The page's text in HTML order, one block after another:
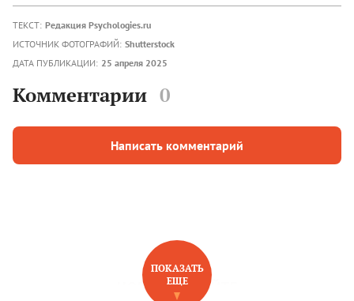
ТЕКСТ: Редакция Psychologies.ru
ИСТОЧНИК ФОТОГРАФИЙ: Shutterstock
ДАТА ПУБЛИКАЦИИ: 25 апреля 2025
Комментарии 0
Написать комментарий
НОВОЕ НА САЙТЕ
ПОКАЗАТЬ
ЕЩЕ